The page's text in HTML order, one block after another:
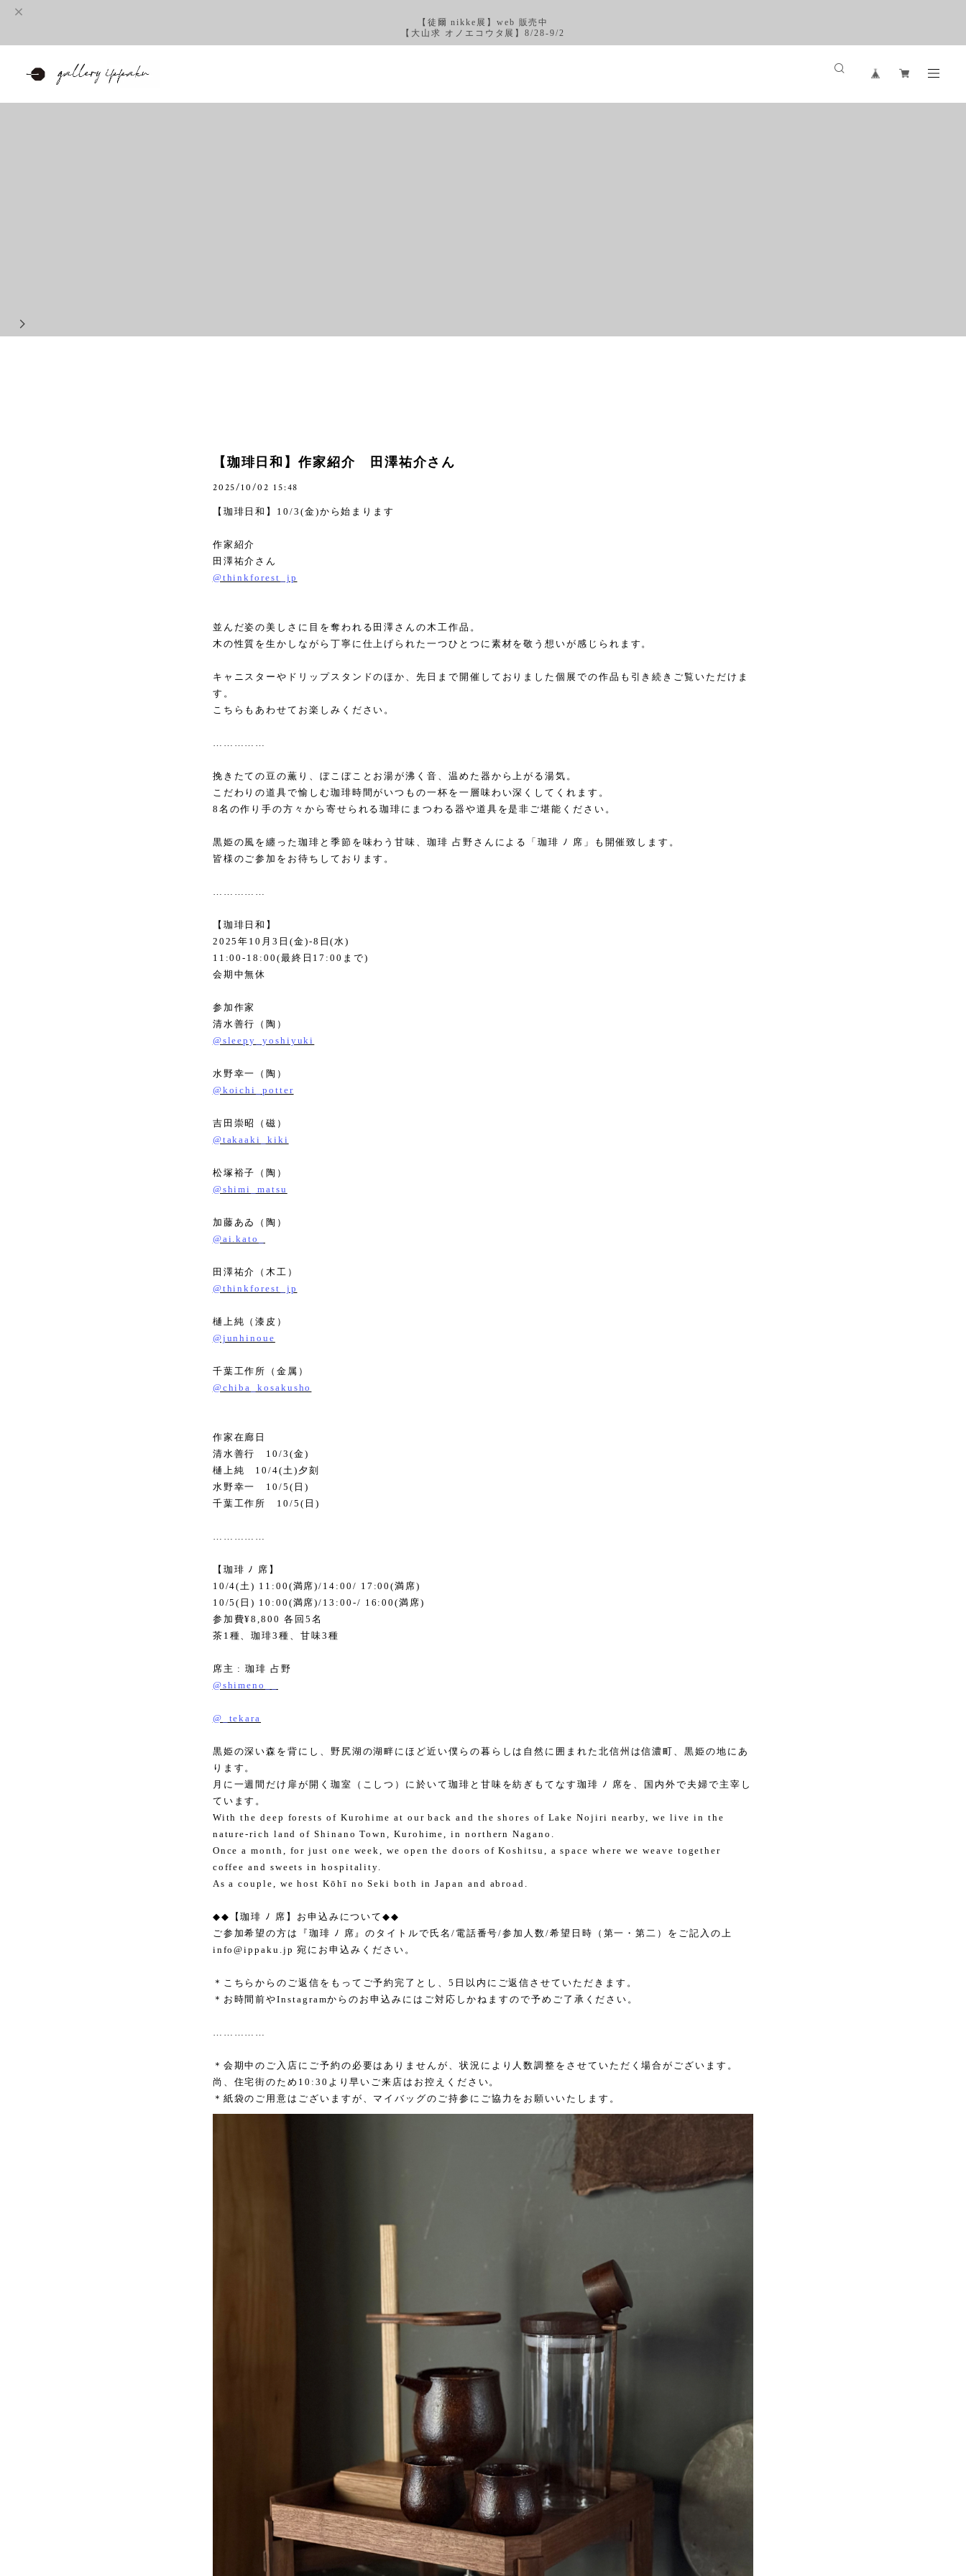
【徒爾 nikke展】web 販売中
【大山求 オノエコウタ展】8/28-9/2
【珈琲日和】作家紹介 田澤祐介さん
2025/10/02 15:48
【珈琲日和】 10/3(金)から始まります
作家紹介
田澤祐介さん
@thinkforest_jp
並んだ姿の美しさに目を奪われる田澤さんの木工作品。
木の性質を生かしながら丁寧に仕上げられた一つひとつに素材を敬う想いが感じられます。
キャニスターやドリップスタンドのほか、先日まで開催しておりました個展での作品も引き続きご覧いただけま
す。
こちらもあわせてお楽しみください。
……………
挽きたての豆の薫り、ぼこぼことお湯が沸く音、温めた器から上がる湯気。
こだわりの道具で愉しむ珈琲時間がいつもの一杯を一層味わい深くしてくれます。
8 名の作り手の方々から寄せられる珈琲にまつわる器や道具を是非ご堪能ください。
黒姫の風を纏った珈琲と季節を味わう甘味、珈琲 占野さんによる「珈琲 ﾉ 席」も開催致します。
皆様のご参加をお待ちしております。
……………
【珈琲日和】
2025年 10 月3 日 (金)-8 日(水)
11:00-18:00(最終日 17:00 まで)
会期中無休
参加作家
清水善行（陶）
@sleepy_yoshiyuki
水野幸一（陶）
@koichi_potter
吉田崇昭（磁）
@takaaki_kiki
松塚裕子（陶）
@shimi_matsu
加藤あゐ（陶）
@ai.kato_
田澤祐介（木工）
@thinkforest_jp
樋上純（漆皮）
@junhinoue
千葉工作所（金属）
@chiba_kosakusho
作家在廊日
清水善行 10/3(金)
樋上純 10/4(土) 夕刻
水野幸一 10/5( 日 )
千葉工作所 10/5( 日 )
……………
【珈琲 ﾉ 席】
10/4(土) 11:00(満席)/14:00/ 17:00(満席)
10/5( 日) 10:00(満席)/13:00-/ 16:00(満席)
参加費¥8,800 各回 5 名
茶 1 種、珈琲3種、甘味3 種
席主 :珈琲 占野
@shimeno__
@_tekara
黒姫の深い森を背にし、野尻湖の湖畔にほど近い僕らの暮らしは自然に囲まれた北信州は信濃町、黒姫の地にあ
ります。
月に一週間だけ扉が開く珈室（こしつ）に於いて珈琲と甘味を紡ぎもてなす珈琲 ﾉ 席を、国内外で夫婦で主宰し
ています。
With the deep forests of Kurohime at our back and the shores of Lake Nojiri nearby, we live in the
nature-rich land of Shinano Town, Kurohime, in northern Nagano.
Once a month, for just one week, we open the doors of Koshitsu, a space where we weave together
coffee and sweets in hospitality.
As a couple, we host Kōhī no Seki both in Japan and abroad.
◆◆ 【珈琲 ﾉ 席】お申込みについて◆◆
ご参加希望の方は『珈琲 ﾉ 席』のタイトルで氏名 / 電話番号/参加人数/希望日時（第一・第二）をご記入の上
info@ippaku.jp 宛にお申込みください。
＊こちらからのご返信をもってご予約完了とし、 5 日以内にご返信させていただきます。
＊お時間前やInstagramからのお申込みにはご対応しかねますので予めご了承ください。
……………
＊会期中のご入店にご予約の必要はありませんが、状況により人数調整をさせていただく場合がございます。
尚、住宅街のため 10:30 より早いご来店はお控えください。
＊紙袋のご用意はございますが、マイバッグのご持参にご協力をお願いいたします。